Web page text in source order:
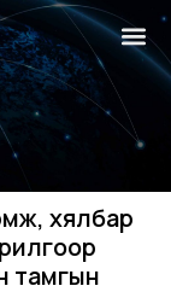
хялбар
тамгын